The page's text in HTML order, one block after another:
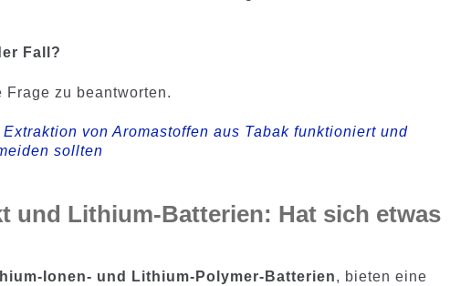
Fall?
Frage zu beantworten.
von Aromastoffen aus Tabak funktioniert und
sollten
und Lithium-Batterien: Hat sich etwas
Ionen- und Lithium-Polymer-Batterien, bieten eine